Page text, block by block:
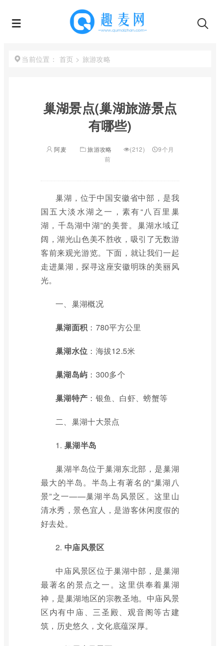
当前位置： 首页 > 旅游攻略
巢湖景点(巢湖旅游景点
有哪些)
阿麦 旅游攻略 (212)
9个月
前
巢湖，位于中国安徽省中部，是我
国五大淡水湖之一，素有“八百里巢
湖，千岛湖中湖”的美誉。巢湖水域辽
阔，湖光山色美不胜收，吸引了无数游
客前来观光游览。下面，就让我们一起
走进巢湖，探寻这座安徽明珠的美丽风
光。
一、巢湖概况
巢湖面积 ：780平方公里
巢湖水位 ：海拔12.5米
巢湖岛屿：300多个
巢湖特产 ：银鱼、白虾、螃蟹等
二、巢湖十大景点
1. 巢湖半岛
巢湖半岛位于巢湖东北部，是巢湖
最大的半岛。半岛上有著名的“巢湖八
景”之一——巢湖半岛风景区。这里山
清水秀，景色宜人，是游客休闲度假的
好去处。
2. 中庙风景区
中庙风景区位于巢湖中部，是巢湖
最著名的景点之一。这里供奉着巢湖
神，是巢湖地区的宗教圣地。中庙风景
区内有中庙、三圣殿、观音阁等古建
筑，历史悠久，文化底蕴深厚。